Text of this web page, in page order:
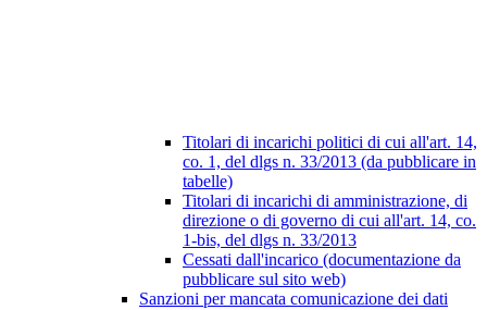
Titolari di incarichi politici di cui all'art. 14,
co. 1, del dlgs n. 33/2013 (da pubblicare in
tabelle)
Titolari di incarichi di amministrazione, di
direzione o di governo di cui all'art. 14, co.
1-bis, del dlgs n. 33/2013
Cessati dall'incarico (documentazione da
pubblicare sul sito web)
Sanzioni per mancata comunicazione dei dati